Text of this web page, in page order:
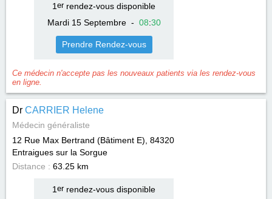
1 errendez-vous disponible
Mardi 15 Septembre- 08:30
Prendre Rendez-vous
Ce médecin n'accepte pas les nouveaux patients via les rendez-vous
en ligne.
Dr CARRIER Helene
Médecin généraliste
12 Rue Max Bertrand (Bâtiment E), 84320
Entraigues sur la Sorgue
Distance : 63.25 km
1 errendez-vous disponible